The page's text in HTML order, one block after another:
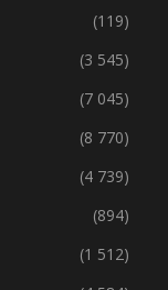
(119)
(3 545)
(7 045)
(8 770)
(4 739)
(894)